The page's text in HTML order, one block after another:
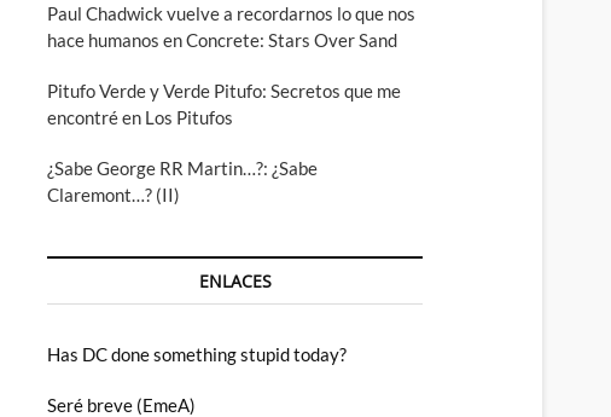
Paul Chadwick vuelve a recordarnos lo que nos
hace humanos en Concrete: Stars Over Sand
Pitufo Verde y Verde Pitufo: Secretos que me
encontré en Los Pitufos
¿Sabe George RR Martin…?: ¿Sabe
Claremont…? (II)
ENLACES
Has DC done something stupid today?
Seré breve (EmeA)